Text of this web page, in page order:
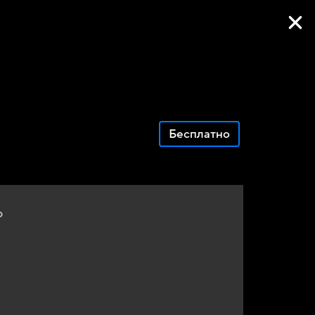
Бесплатно